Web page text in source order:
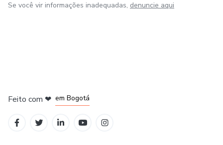
Se você vir informações inadequadas, denuncie aqui
Feito com ❤ em Bogotá